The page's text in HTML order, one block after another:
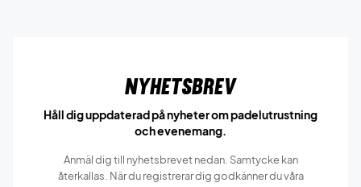
Nyhetsbrev
Håll dig uppdaterad på nyheter om padelutrustning
och evenemang.
Anmäl dig till nyhetsbrevet nedan. Samtycke kan
återkallas. När du registrerar dig godkänner du våra